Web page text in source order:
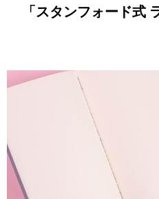
「スタンフォード式